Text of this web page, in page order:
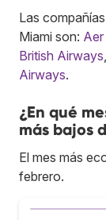
Las
Miami son:
British Airways
Airways.
¿En qué
más bajos
El mes más
febrero.